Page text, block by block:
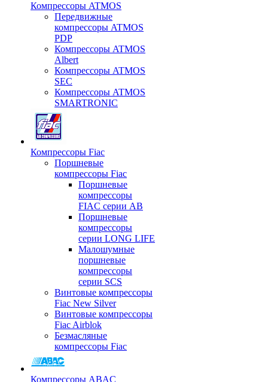
Компрессоры ATMOS
Передвижные
компрессоры ATMOS
PDP
Компрессоры ATMOS
Albert
Компрессоры ATMOS
SEC
Компрессоры ATMOS
SMARTRONIC
Компрессоры Fiac
Поршневые
компрессоры Fiac
Поршневые
компрессоры
FIAC серии AB
Поршневые
компрессоры
серии LONG LIFE
Малошумные
поршневые
компрессоры
серии SCS
Винтовые компрессоры
Fiac New Silver
Винтовые компрессоры
Fiac Airblok
Безмасляные
компрессоры Fiac
Компрессоры ABAC